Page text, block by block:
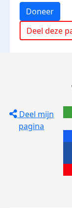
Doneer
Deel deze
Deel mijn
pagina